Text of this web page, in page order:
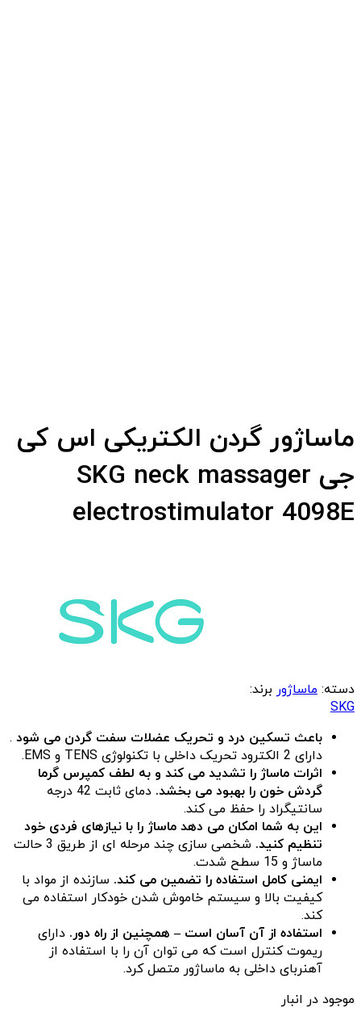
ماساژور گردن الکتریکی اس کی
جی SKG neck massager
electrostimulator 4098E
دسته: ماساژور برند:
SKG
باعث تسکین درد و تحریک عضلات سفت گردن می شود .
دارای 2 الکترود تحریک داخلی با تکنولوژی TENS و EMS.
اثرات ماساژ را تشدید می کند و به لطف کمپرس گرما
گردش خون را بهبود می بخشد.
دمای ثابت 42 درجه
سانتیگراد را حفظ می کند.
این به شما امکان می دهد ماساژ را با نیازهای فردی خود
تنظیم کنید.
شخصی سازی چند مرحله ای از طریق 3 حالت
ماساژ و 15 سطح شدت.
ایمنی کامل استفاده را تضمین می کند. سازنده از مواد با
کیفیت بالا و سیستم خاموش شدن خودکار استفاده می
کند.
استفاده از آن آسان است – همچنین از راه دور. دارای
ریموت کنترل است که می توان آن را با استفاده از
آهنربای داخلی به ماساژور متصل کرد.
موجود در انبار